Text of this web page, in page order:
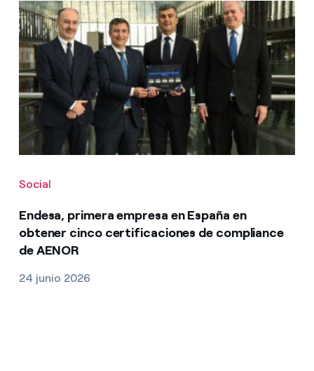
Social
Endesa, primera empresa en España en
obtener cinco certificaciones de compliance
de AENOR
24 junio 2026